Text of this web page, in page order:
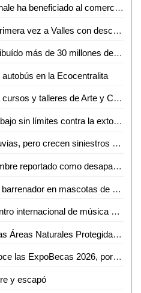
Carretera Valles–Tamazunchale ha beneficiado al comercio y turismo de Tamazunchale: CANACO
ExpoBecas 2026 llega por primera vez a Valles con descuentos de hasta 60% para estudiantes
Gobierno del estado ha distribuído más de 30 millones de litros de agua
en la Ecocentralita
UASLP abre inscripciones a cursos y talleres de Arte y Cultura para el semestre agosto-diciembre 2026
San Luis Potosí coordina trabajo sin límites contra la extorsión
Disminuyen incendios por lluvias, pero crecen siniestros en viviendas de SLP: Bomberos
Encuentran en Tamuín a hombre reportado como desaparecido en Tamasopo
Aumentan casos de gusano barrenador en mascotas de Ciudad Valles
Este lunes inició el 5º encuentro internacional de música de cámara
SEGAM analiza cinco nuevas Áreas Naturales Protegidas para frenar la deforestación en San Luis Potosí
¿Descuentos de 60%? Conoce las ExpoBecas 2026, por primera vez en Ciudad Valles
y escapó